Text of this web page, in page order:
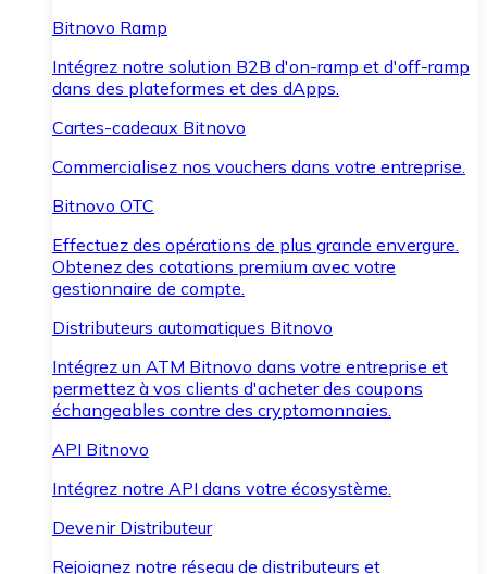
Bitnovo Ramp
Intégrez notre solution B2B d'on-ramp et d'off-ramp
dans des plateformes et des dApps.
Cartes-cadeaux Bitnovo
Commercialisez nos vouchers dans votre entreprise.
Bitnovo OTC
Effectuez des opérations de plus grande envergure.
Obtenez des cotations premium avec votre
gestionnaire de compte.
Distributeurs automatiques Bitnovo
Intégrez un ATM Bitnovo dans votre entreprise et
permettez à vos clients d'acheter des coupons
échangeables contre des cryptomonnaies.
API Bitnovo
Intégrez notre API dans votre écosystème.
Devenir Distributeur
Rejoignez notre réseau de distributeurs et